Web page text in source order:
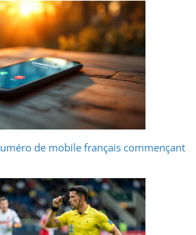
de mobile français commençant